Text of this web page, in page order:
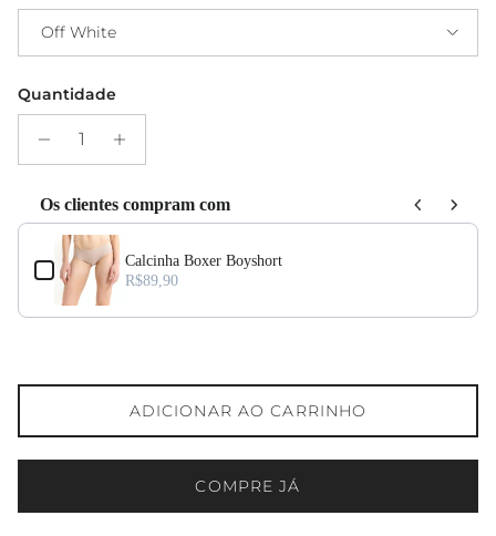
Off White
Quantidade
Os clientes compram com
Use the Previous and Next buttons to navigate through product add-ons,
Calcinha Boxer Boyshort
R$89,90
ADICIONAR AO CARRINHO
COMPRE JÁ